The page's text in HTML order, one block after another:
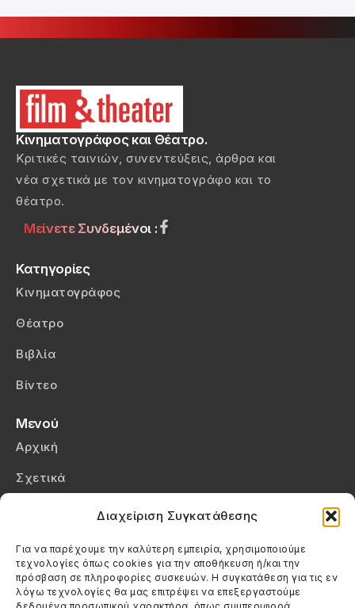
Διαχείριση Συγκατάθεσης
Για να παρέχουμε την καλύτερη εμπειρία, χρησιμοποιούμε
τεχνολογίες όπως cookies για την αποθήκευση ή/και την
πρόσβαση σε πληροφορίες συσκευών. Η συγκατάθεση για τις εν
λόγω τεχνολογίες θα μας επιτρέψει να επεξεργαστούμε
Κινηματογράφος και Θέατρο.
Κριτικές ταινιών, συνεντεύξεις, άρθρα και
νέα σχετικά με τον κινηματογράφο και το
θέατρο.
Μείνετε Συνδεμένοι :
Κατηγορίες
Κινηματογράφος
Θέατρο
Βιβλία
Βίντεο
Μενού
Αρχική
Σχετικά
Πολιτική Cookies (ΕΕ)